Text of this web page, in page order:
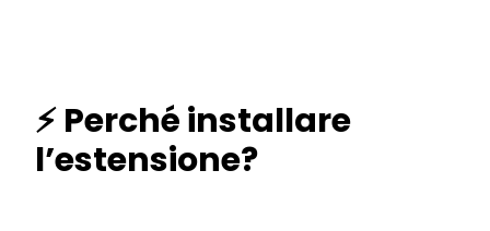
⚡ Perché installare
l’estensione?